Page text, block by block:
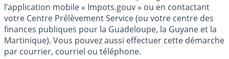
l’application mobile « Impots.gouv » ou en contactant
votre Centre Prélèvement Service (ou votre centre des
finances publiques pour la Guadeloupe, la Guyane et la
Martinique). Vous pouvez aussi effectuer cette démarche
par courrier, courriel ou téléphone.